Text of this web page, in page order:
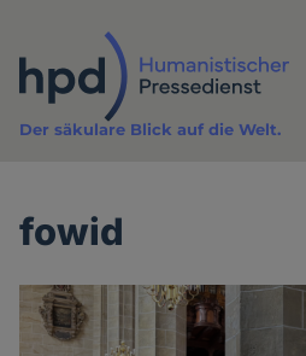
Inhalt
Der säkulare Blick auf die Welt.
fowid